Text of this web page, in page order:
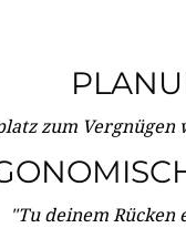
zum
"Tu deinem Rücken